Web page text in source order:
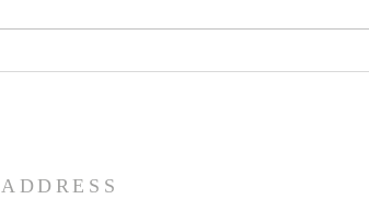
YAPENDIK GPIB - GPIB Bethesda
ADDRESS